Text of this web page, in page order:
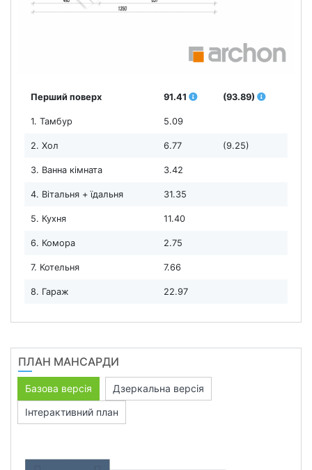
Перший поверх 91.41 (93.89)
1. Тамбур 5.09
2. Хол 6.77 (9.25)
3. Ванна кімната 3.42
4. Вітальня + їдальня 31.35
5. Кухня 11.40
6. Комора 2.75
7. Котельня 7.66
8. Гараж 22.97
ПЛАН МАНСАРДИ
Базова версія
Дзеркальна версія
Інтерактивний план